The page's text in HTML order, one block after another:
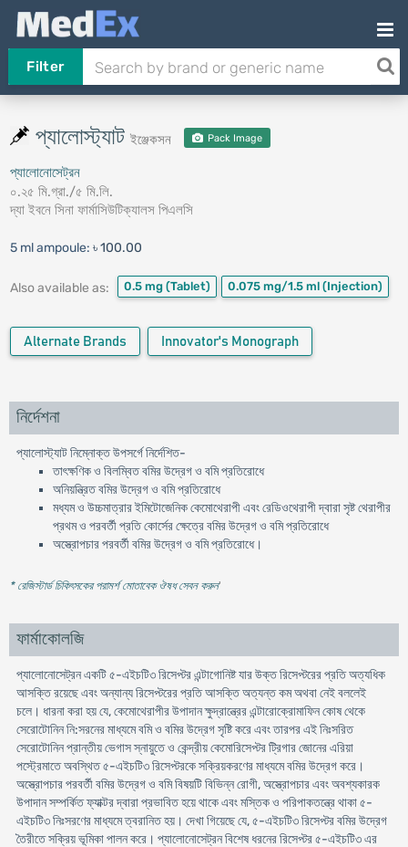
Filter
প্যালোস্ট্যাট ইঞ্জেকসন Pack Image
প্যালোনোসেট্রন
০.২৫ মি.গ্রা./৫ মি.লি.
দ্যা ইবনে সিনা ফার্মাসিউটিক্যালস পিএলসি
5 ml ampoule: ৳ 100.00
Also available as: 0.5 mg (Tablet) 0.075 mg/1.5 ml (Injection)
Alternate Brands Innovator's Monograph
নির্দেশনা
প্যালোস্ট্যাট নিম্নোক্ত উপসর্গে নির্দেশিত-
তাৎক্ষণিক ও বিলম্বিত বমির উদ্রেগ ও বমি প্রতিরোধে
অনিয়ন্ত্রিত বমির উদ্রেগ ও বমি প্রতিরোধে
মধ্যম ও উচ্চমাত্রার ইমিটোজেনিক কেমোথেরাপী এবং রেডিওথেরাপী দ্বারা সৃষ্ট থেরাপীর
প্রথম ও পরবর্তী প্রতি কোর্সের ক্ষেত্রে বমির উদ্রেগ ও বমি প্রতিরোধে
অস্ত্রোপচার পরবর্তী বমির উদ্রেগ ও বমি প্রতিরোধে।
* রেজিস্টার্ড চিকিৎসকের পরামর্শ মোতাবেক ঔষধ সেবন করুন'
ফার্মাকোলজি
প্যালোনোসেট্রন একটি ৫-এইচটি৩ রিসেপ্টর এন্টাগোনিষ্ট যার উক্ত রিসেপ্টরের প্রতি অত্যধিক
আসক্তি রয়েছে এবং অন্যান্য রিসেপ্টরের প্রতি আসক্তি অত্যন্ত কম অথবা নেই বললেই
চলে। ধারনা করা হয় যে, কেমোথেরাপীর উপাদান ক্ষুদ্রান্ত্রের এন্টারোক্রোমাফিন কোষ থেকে
সেরোটোনিন নি:সরনের মাধ্যমে বমি ও বমির উদ্রেগ সৃষ্টি করে এবং তারপর এই নিঃসরিত
সেরোটোনিন প্রান্তীয় ভেগাস স্নায়ুতে ও কেন্দ্রীয় কেমোরিসেপ্টর ট্রিগার জোনের এরিয়া
পস্ট্রেমাতে অবস্থিত ৫-এইচটি৩ রিসেপ্টরকে সক্রিয়করণের মাধ্যমে বমির উদ্রেগ করে।
অস্ত্রোপচার পরবর্তী বমির উদ্রেগ ও বমি বিষয়টি বিভিন্ন রোগী, অস্ত্রোপচার এবং অবশ্যকারক
উপাদান সম্পর্কিত ফ্যাক্টর দ্বারা প্রভাবিত হয়ে থাকে এবং মস্তিক ও পরিপাকতন্ত্রে থাকা ৫-
এইচটি৩ নিঃসরণের মাধ্যমে ত্বরানিত হয়। দেখা গিয়েছে যে, ৫-এইচটি৩ রিসেপ্টর বমির উদ্রেগ
তৈরীতে সক্রিয় ভূমিকা পালন করে। প্যালোনোসেট্রন বিশেষ ধরনের রিসেপ্টর ৫-এইচটি৩ এর